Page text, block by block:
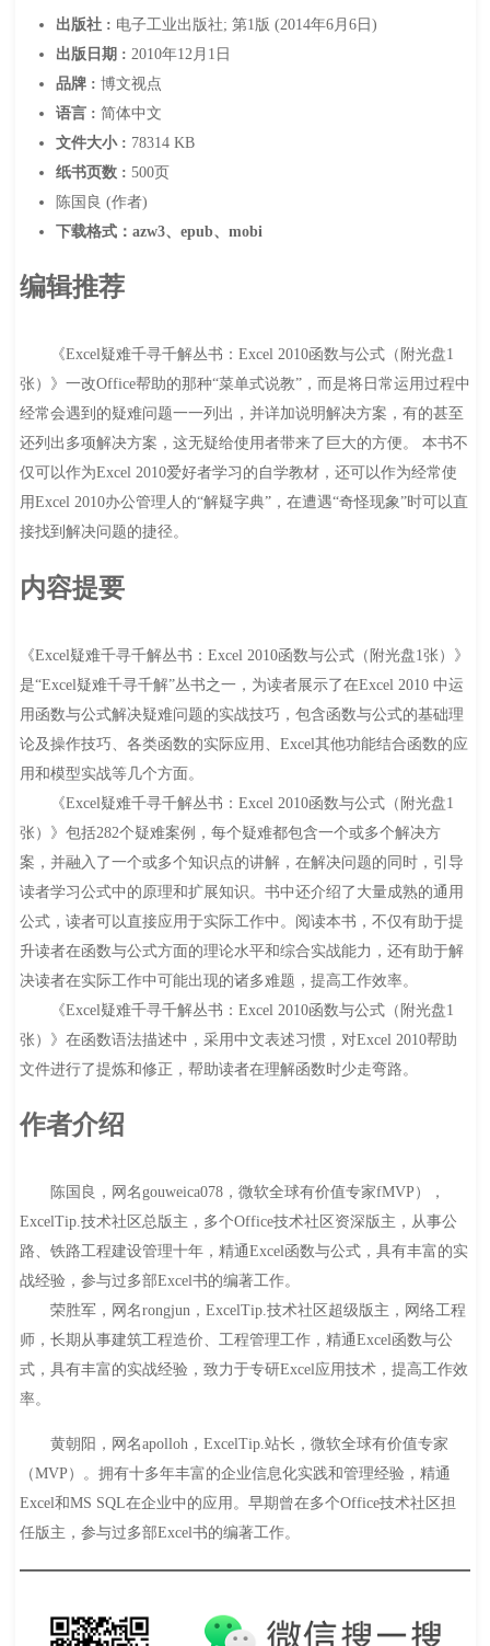
出版社 : 电子工业出版社; 第1版 (2014年6月6日)
出版日期 : 2010年12月1日
品牌 : 博文视点
语言 : 简体中文
文件大小 : 78314 KB
纸书页数 : 500页
陈国良 (作者)
下载格式：azw3、epub、mobi
编辑推荐
《Excel疑难千寻千解丛书：Excel 2010函数与公式（附光盘1
张）》一改Office帮助的那种“菜单式说教”，而是将日常运用过程中
经常会遇到的疑难问题一一列出，并详加说明解决方案，有的甚至
还列出多项解决方案，这无疑给使用者带来了巨大的方便。 本书不
仅可以作为Excel 2010爱好者学习的自学教材，还可以作为经常使
用Excel 2010办公管理人的“解疑字典”，在遭遇“奇怪现象”时可以直
接找到解决问题的捷径。
内容提要
《Excel疑难千寻千解丛书：Excel 2010函数与公式（附光盘1张）》
是“Excel疑难千寻千解”丛书之一，为读者展示了在Excel 2010 中运
用函数与公式解决疑难问题的实战技巧，包含函数与公式的基础理
论及操作技巧、各类函数的实际应用、Excel其他功能结合函数的应
用和模型实战等几个方面。
《Excel疑难千寻千解丛书：Excel 2010函数与公式（附光盘1
张）》包括282个疑难案例，每个疑难都包含一个或多个解决方
案，并融入了一个或多个知识点的讲解，在解决问题的同时，引导
读者学习公式中的原理和扩展知识。书中还介绍了大量成熟的通用
公式，读者可以直接应用于实际工作中。阅读本书，不仅有助于提
升读者在函数与公式方面的理论水平和综合实战能力，还有助于解
决读者在实际工作中可能出现的诸多难题，提高工作效率。
《Excel疑难千寻千解丛书：Excel 2010函数与公式（附光盘1
张）》在函数语法描述中，采用中文表述习惯，对Excel 2010帮助
文件进行了提炼和修正，帮助读者在理解函数时少走弯路。
作者介绍
陈国良，网名gouweica078，微软全球有价值专家fMVP），
ExcelTip.技术社区总版主，多个Office技术社区资深版主，从事公
路、铁路工程建设管理十年，精通Excel函数与公式，具有丰富的实
战经验，参与过多部Excel书的编著工作。
荣胜军，网名rongjun，ExcelTip.技术社区超级版主，网络工程
师，长期从事建筑工程造价、工程管理工作，精通Excel函数与公
式，具有丰富的实战经验，致力于专研Excel应用技术，提高工作效
率。
黄朝阳，网名apolloh，ExcelTip.站长，微软全球有价值专家
（MVP）。拥有十多年丰富的企业信息化实践和管理经验，精通
Excel和MS SQL在企业中的应用。早期曾在多个Office技术社区担
任版主，参与过多部Excel书的编著工作。